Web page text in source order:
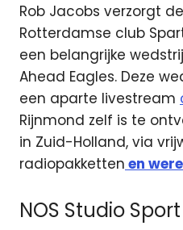
Rob Jacobs verzorgt
Rotterdamse club
een belangrijke
Ahead Eagles. Deze
een aparte livestream
Rijnmond zelf is te
in Zuid-Holland, via
radiopakketten en
NOS Studio Sport